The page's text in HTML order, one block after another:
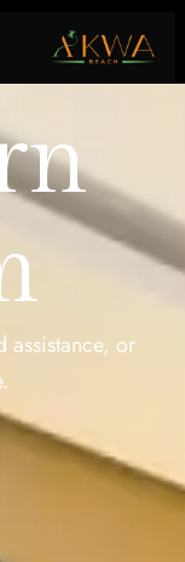
assistance, or